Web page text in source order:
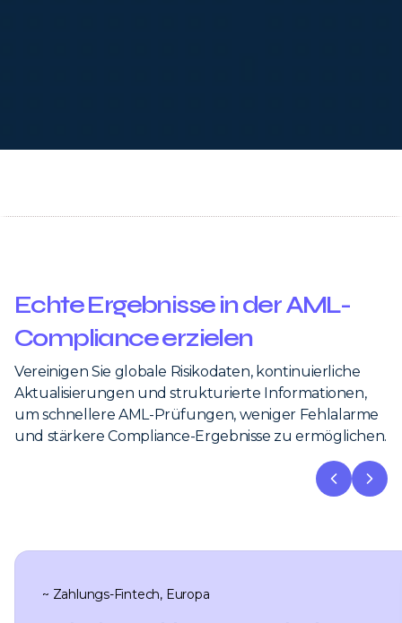
Echte Ergebnisse in der AML-
Compliance erzielen
Vereinigen Sie globale Risikodaten, kontinuierliche
Aktualisierungen und strukturierte Informationen,
um schnellere AML-Prüfungen, weniger Fehlalarme
und stärkere Compliance-Ergebnisse zu ermöglichen.
~ Zahlungs-Fintech, Europa